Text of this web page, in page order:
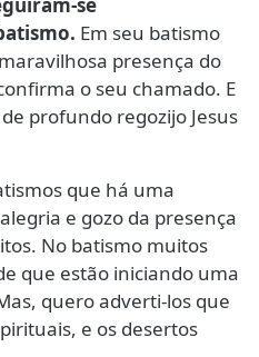
Em seu batismo
presença do
o seu chamado. E
profundo regozijo Jesus
que há uma
e gozo da presença
No batismo muitos
que estão iniciando uma
quero adverti-los que
e os desertos